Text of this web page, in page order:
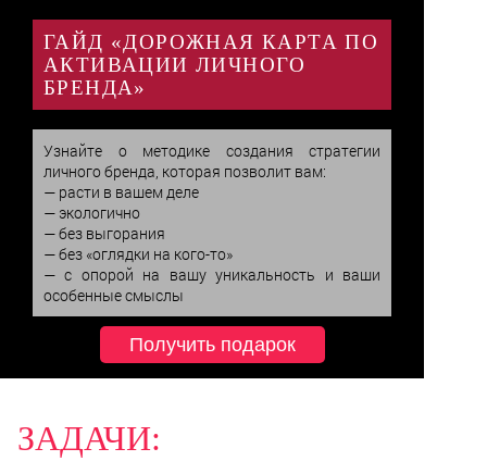
ГАЙД «ДОРОЖНАЯ КАРТА ПО
АКТИВАЦИИ ЛИЧНОГО
БРЕНДА»
Узнайте о методике создания стратегии
личного бренда, которая позволит вам:
— расти в вашем деле
— экологично
— без выгорания
— без «оглядки на кого-то»
— с опорой на вашу уникальность и ваши
особенные смыслы
Получить подарок
ЗАДАЧИ: